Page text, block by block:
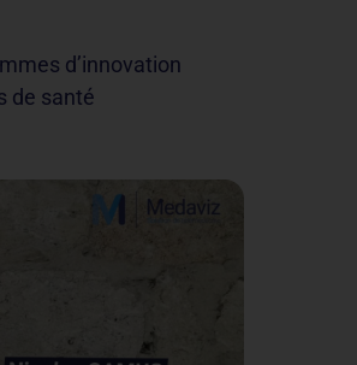
d’innovation
de santé